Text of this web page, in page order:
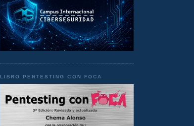
LIBRO PENTESTING CON FOCA